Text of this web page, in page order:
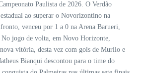
Paulista de 2026. O Verdão
ao superar o Novorizontino na
venceu por 1 a 0 na Arena Barueri,
jogo de volta, em Novo Horizonte,
vitória, desta vez com gols de Murilo e
Bianqui descontou para o time do